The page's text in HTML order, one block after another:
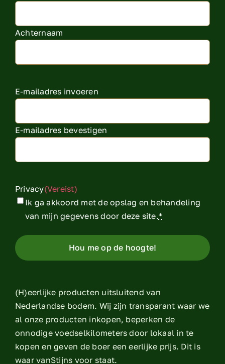
Achternaam
E-
E-mailadres invoeren
E-mailadres bevestigen
Privacy(Vereist)
Ik ga akkoord met de opslag en behandeling
van mijn gegevens door deze site.*
(H)eerlijke producten uitsluitend van
Nederlandse bodem. Wij zijn transparant waar we
al onze producten inkopen, beperken de
onnodige voedselkilometers door lokaal in te
kopen en geven de boer een eerlijke prijs. Dit is
waar vanStijns voor staat.